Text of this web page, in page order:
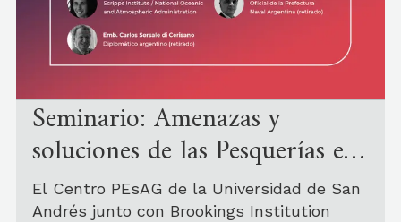
Seminario: Amenazas y
soluciones de las Pesquerías en
el Cono Sur
El Centro PEsAG de la Universidad de San
Andrés junto con Brookings Institution